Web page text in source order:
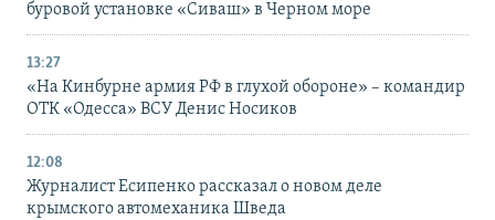
буровой установке «Сиваш» в Черном море
13:27
«На Кинбурне армия РФ в глухой обороне» – командир
ОТК «Одесса» ВСУ Денис Носиков
12:08
Журналист Есипенко рассказал о новом деле
крымского автомеханика Шведа